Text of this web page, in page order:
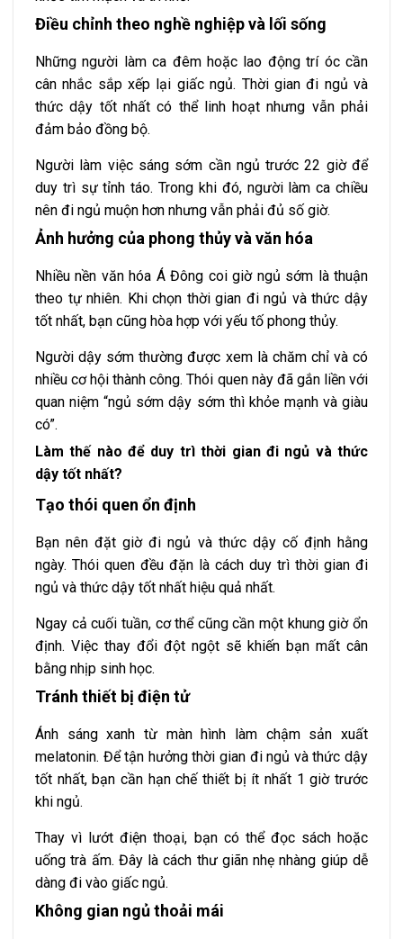
Điều chỉnh theo nghề nghiệp và lối sống
Những người làm ca đêm hoặc lao động trí óc cần
cân nhắc sắp xếp lại giấc ngủ. Thời gian đi ngủ và
thức dậy tốt nhất có thể linh hoạt nhưng vẫn phải
đảm bảo đồng bộ.
Người làm việc sáng sớm cần ngủ trước 22 giờ để
duy trì sự tỉnh táo. Trong khi đó, người làm ca chiều
nên đi ngủ muộn hơn nhưng vẫn phải đủ số giờ.
Ảnh hưởng của phong thủy và văn hóa
Nhiều nền văn hóa Á Đông coi giờ ngủ sớm là thuận
theo tự nhiên. Khi chọn thời gian đi ngủ và thức dậy
tốt nhất, bạn cũng hòa hợp với yếu tố phong thủy.
Người dậy sớm thường được xem là chăm chỉ và có
nhiều cơ hội thành công. Thói quen này đã gắn liền với
quan niệm “ngủ sớm dậy sớm thì khỏe mạnh và giàu
có”.
Làm thế nào để duy trì thời gian đi ngủ và thức
dậy tốt nhất?
Tạo thói quen ổn định
Bạn nên đặt giờ đi ngủ và thức dậy cố định hằng
ngày. Thói quen đều đặn là cách duy trì thời gian đi
ngủ và thức dậy tốt nhất hiệu quả nhất.
Ngay cả cuối tuần, cơ thể cũng cần một khung giờ ổn
định. Việc thay đổi đột ngột sẽ khiến bạn mất cân
bằng nhịp sinh học.
Tránh thiết bị điện tử
Ánh sáng xanh từ màn hình làm chậm sản xuất
melatonin. Để tận hưởng thời gian đi ngủ và thức dậy
tốt nhất, bạn cần hạn chế thiết bị ít nhất 1 giờ trước
khi ngủ.
Thay vì lướt điện thoại, bạn có thể đọc sách hoặc
uống trà ấm. Đây là cách thư giãn nhẹ nhàng giúp dễ
dàng đi vào giấc ngủ.
Không gian ngủ thoải mái